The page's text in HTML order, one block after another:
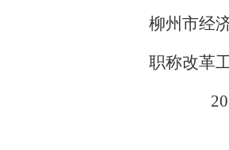
柳州市经
职称改革